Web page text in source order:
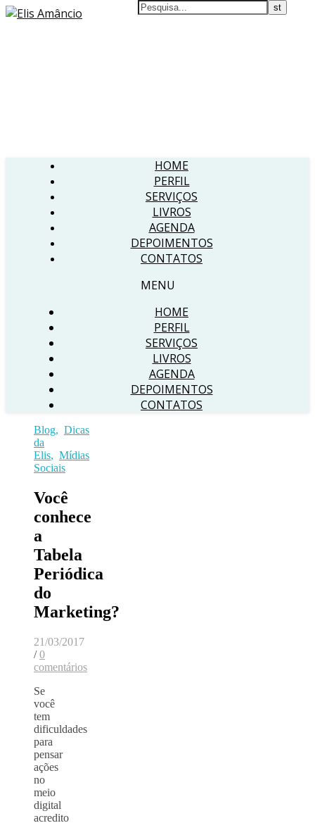
HOME
PERFIL
SERVIÇOS
LIVROS
AGENDA
DEPOIMENTOS
CONTATOS
MENU
HOME
PERFIL
SERVIÇOS
LIVROS
AGENDA
DEPOIMENTOS
CONTATOS
Blog, Dicas
da
Elis, Mídias
Sociais
Você
conhece
a
Tabela
Periódica
do
Marketing?
21/03/2017
/ 0
comentários
Se
você
tem
dificuldades
para
pensar
ações
no
meio
digital
acredito